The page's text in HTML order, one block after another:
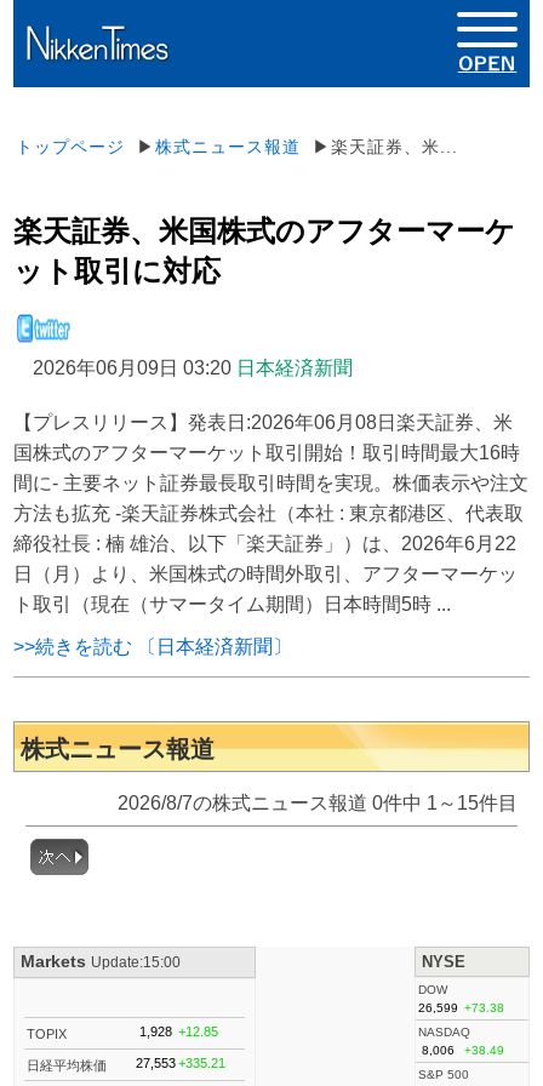
トップページ ▶株式ニュース報道 ▶楽天証券、米...
楽天証券、米国株式のアフターマーケ
ット取引に対応
2026年06月09日 03:20 日本経済新聞
【プレスリリース】発表日:2026年06月08日楽天証券、米
国株式のアフターマーケット取引開始！取引時間最大16時
間に- 主要ネット証券最長取引時間を実現。株価表示や注文
方法も拡充 -楽天証券株式会社（本社 : 東京都港区、代表取
締役社長 : 楠 雄治、以下「楽天証券」）は、2026年6月22
日（月）より、米国株式の時間外取引、アフターマーケッ
ト取引（現在（サマータイム期間）日本時間5時 ...
>>続きを読む 〔日本経済新聞〕
株式ニュース報道
2026/8/7の株式ニュース報道 0件中 1～15件目
Markets Update:15:00
TOPIX 1,928 +12.85
日経平均株価 27,553+335.21
NYSE
DOW
26,599 +73.38
NASDAQ
8,006
+38.49
S&P 500